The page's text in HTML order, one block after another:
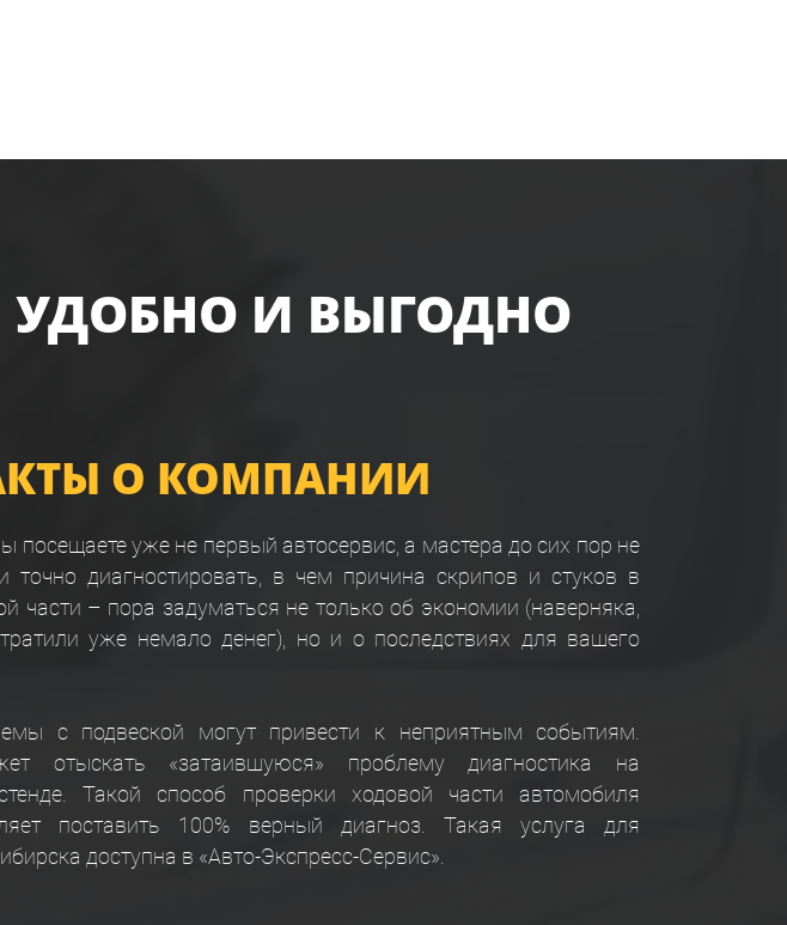
И ВЫГОДНО
О КОМПАНИИ
посещаете уже не первый автосервис, а мастера до сих пор не
точно диагностировать, в чем причина скрипов и стуков в
части – пора задуматься не только об экономии (наверняка,
уже немало денег), но и о последствиях для вашего
с подвеской могут привести к неприятным событиям.
отыскать «затаившуюся» проблему диагностика на
Такой способ проверки ходовой части автомобиля
поставить 100% верный диагноз. Такая услуга для
доступна в «Авто-Экспресс-Сервис».